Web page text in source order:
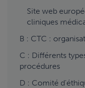
Site web
cliniques
B : CTC :
C : Différents
procédures
D : Comité